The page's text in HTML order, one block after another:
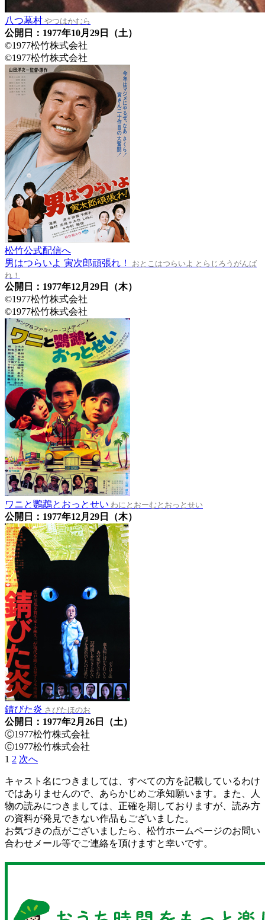
八つ墓村 やつはかむら
公開日：1977年10月29日（土）
©1977松竹株式会社
©1977松竹株式会社
松竹公式配信へ
男はつらいよ 寅次郎頑張れ！
おとこはつらいよ とらじろうがんば
れ！
公開日：1977年12月29日（木）
©1977松竹株式会社
©1977松竹株式会社
ワニと鸚鵡とおっとせい わにとおーむとおっとせい
公開日：1977年12月29日（木）
錆びた炎 さびたほのお
公開日：1977年2月26日（土）
Ⓒ1977松竹株式会社
Ⓒ1977松竹株式会社
1 2 次へ
キャスト名につきましては、すべての方を記載しているわけ
ではありませんので、あらかじめご承知願います。また、人
物の読みにつきましては、正確を期しておりますが、読み方
の資料が発見できない作品もございました。
お気づきの点がございましたら、松竹ホームページのお問い
合わせメール等でご連絡を頂けますと幸いです。